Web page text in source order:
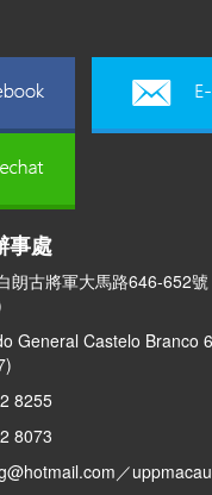
事處
朗古將軍大馬路646-652
Castelo Branco
8255
8073
／